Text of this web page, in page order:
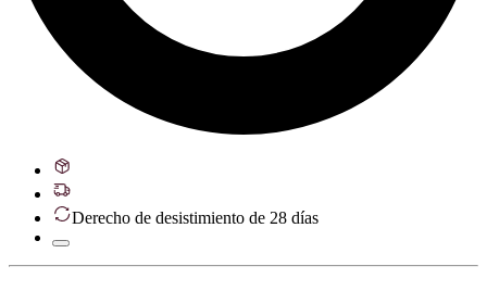
Derecho de desistimiento de 28 días